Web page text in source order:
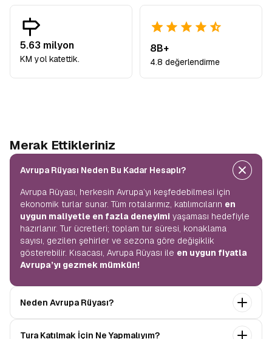
5.63 milyon
KM yol katettik.
8B+
4.8 değerlendirme
Merak Ettikleriniz
Avrupa Rüyası Neden Bu Kadar Hesaplı?
Avrupa Rüyası, herkesin Avrupa’yı keşfedebilmesi için
ekonomik turlar sunar. Tüm rotalarımız, katılımcıların en
uygun maliyetle en fazla deneyimi yaşaması hedefiyle
hazırlanır. Tur ücretleri; toplam tur süresi, konaklama
sayısı, gezilen şehirler ve sezona göre değişiklik
gösterebilir. Kısacası, Avrupa Rüyası ile en uygun fiyatla
Avrupa’yı gezmek mümkün!
Neden Avrupa Rüyası?
birçok ülkeyi keşfedin! Ekstra tur ücreti yok, tüm geziler
Tura Katılmak İçin Ne Yapmalıyım?